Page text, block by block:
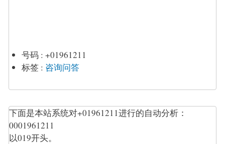
号码 : +01961211
标签 : 咨询问答
下面是本站系统对+01961211进行的自动分析：
0001961211
以019开头。